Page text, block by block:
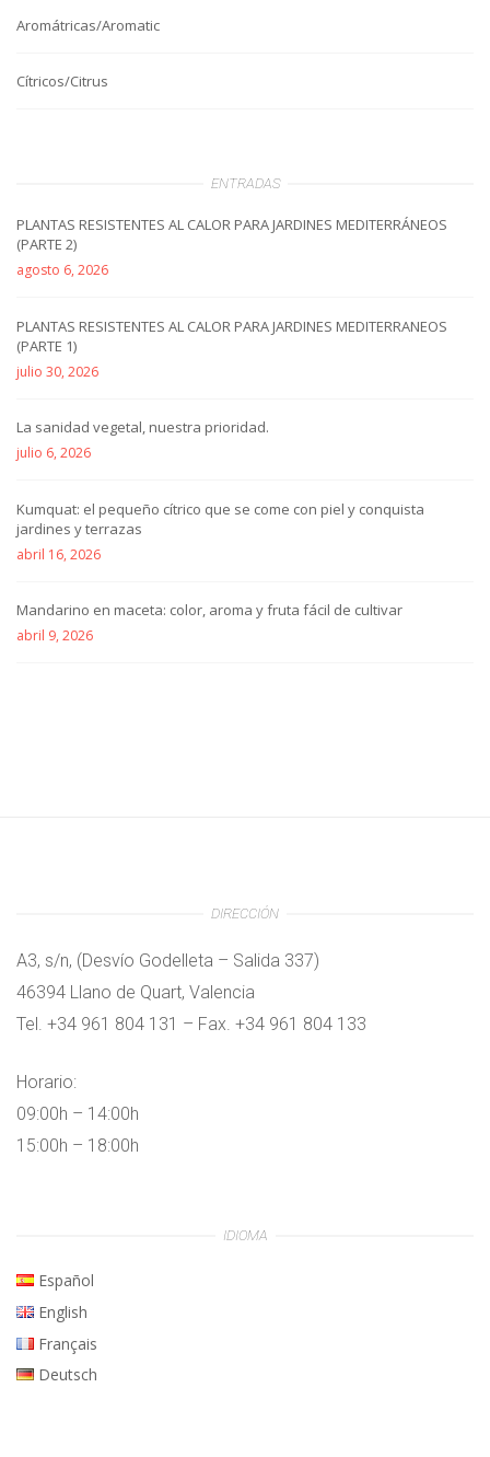
Aromátricas/Aromatic
Cítricos/Citrus
ENTRADAS
PLANTAS RESISTENTES AL CALOR PARA JARDINES MEDITERRÁNEOS
(PARTE 2)
agosto 6, 2026
PLANTAS RESISTENTES AL CALOR PARA JARDINES MEDITERRANEOS
(PARTE 1)
julio 30, 2026
La sanidad vegetal, nuestra prioridad.
julio 6, 2026
Kumquat: el pequeño cítrico que se come con piel y conquista
jardines y terrazas
abril 16, 2026
Mandarino en maceta: color, aroma y fruta fácil de cultivar
abril 9, 2026
DIRECCIÓN
A3, s/n, (Desvío Godelleta – Salida 337)
46394 Llano de Quart, Valencia
Tel. +34 961 804 131 – Fax. +34 961 804 133
Horario:
09:00h – 14:00h
15:00h – 18:00h
IDIOMA
Español
English
Français
Deutsch